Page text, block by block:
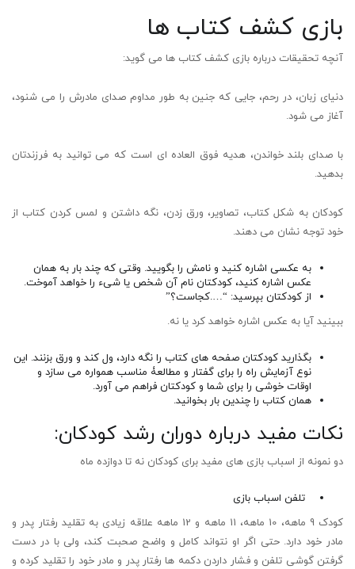
بازی کشف کتاب ها
آنچه تحقیقات درباره بازی کشف کتاب ها می گوید:
دنیای زبان، در رحم، جایی که جنین به طور مداوم صدای مادرش را می شنود،
آغاز می شود.
با صدای بلند خواندن، هدیه فوق العاده ای است که می توانید به فرزندتان
بدهید.
کودکان به شکل کتاب، تصاویر، ورق زدن، نگه داشتن و لمس کردن کتاب از
خود توجه نشان می دهند.
به عکسی اشاره کنید و نامش را بگویید. وقتی که چند بار به همان
عکس اشاره کنید، کودکتان نام آن شخص یا شیء را خواهد آموخت.
از کودکتان بپرسید: “….کجاست؟”
ببینید آیا به عکس اشاره خواهد کرد یا نه.
بگذارید کودکتان صفحه های کتاب را نگه دارد، ول کند و ورق بزنند. این
نوع آزمایش راه را برای گفتار و مطالعۀ مناسب همواره می سازد و
اوقات خوشی را برای شما و کودکتان فراهم می آورد.
همان کتاب را چندین بار بخوانید.
نکات مفید درباره دوران رشد کودکان:
دو نمونه از اسباب بازی های مفید برای کودکان نه تا دوازده ماه
تلفن اسباب بازی
کودک 9 ماهه، 10 ماهه، 11 ماهه و 12 ماهه علاقه زیادی به تقلید رفتار پدر و
مادر خود دارد. حتی اگر او نتواند کامل و واضح صحبت کند، ولی با در دست
گرفتن گوشی تلفن و فشار داردن دکمه ها رفتار پدر و مادر خود را تقلید کرده و